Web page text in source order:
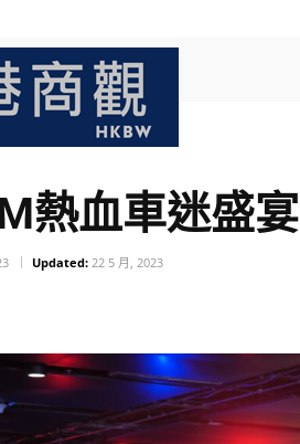
熱血車迷盛宴
Updated: 22 5 月, 2023